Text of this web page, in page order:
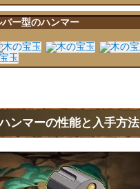
バー型のハンマー
ンマーの性能と入手方法